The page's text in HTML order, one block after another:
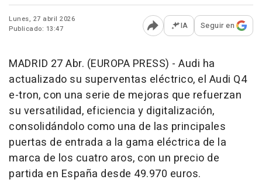
Lunes, 27 abril 2026
Publicado: 13:47
Abrir opciones para
IA Seguir en
MADRID 27 Abr. (EUROPA PRESS) - Audi ha
actualizado su superventas eléctrico, el Audi Q4
e-tron, con una serie de mejoras que refuerzan
su versatilidad, eficiencia y digitalización,
consolidándolo como una de las principales
puertas de entrada a la gama eléctrica de la
marca de los cuatro aros, con un precio de
partida en España desde 49.970 euros.